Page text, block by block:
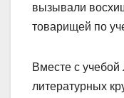
вызывали
товарищей по
Вместе с
литературных